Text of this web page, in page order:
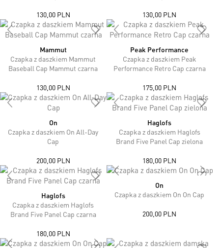
130,00 PLN
130,00 PLN
Mammut
Czapka z daszkiem Mammut
Baseball Cap Mammut czarna
130,00 PLN
Peak Performance
Czapka z daszkiem Peak
Performance Retro Cap czarna
175,00 PLN
On
Czapka z daszkiem On All-Day
Cap
200,00 PLN
Haglofs
Czapka z daszkiem Haglofs
Brand Five Panel Cap zielona
180,00 PLN
Haglofs
Czapka z daszkiem Haglofs
Brand Five Panel Cap czarna
180,00 PLN
On
Czapka z daszkiem On On Cap
200,00 PLN